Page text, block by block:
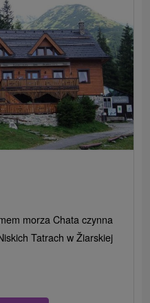
morza Chata czynna
Tatrach w Žiarskiej